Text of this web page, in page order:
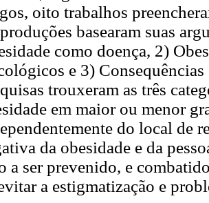
oito trabalhos
basearam suas
como doença, 2)
e 3)
trouxeram as três
em maior ou menor
do local de
da obesidade e da
a ser prevenido, e
a estigmatização e